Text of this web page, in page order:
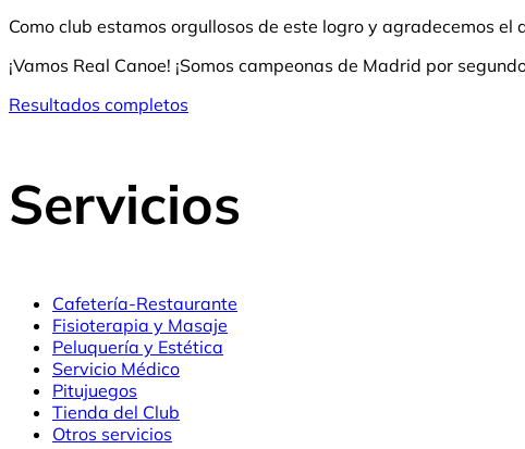
Como club estamos orgullosos de este logro y agradecemos
¡Vamos Real Canoe! ¡Somos campeonas de Madrid por
Resultados completos
Servicios
Cafetería-Restaurante
Fisioterapia y Masaje
Peluquería y Estética
Servicio Médico
Pitujuegos
Tienda del Club
Otros servicios